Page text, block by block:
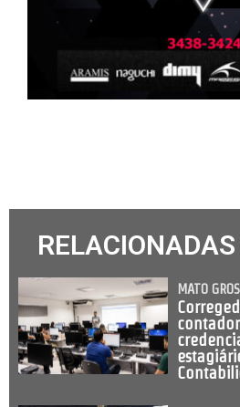
RELACIONADAS
MATO